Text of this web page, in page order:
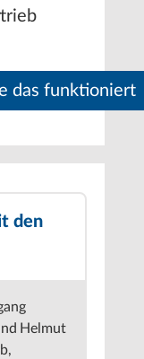
das funktioniert
den
Helmut